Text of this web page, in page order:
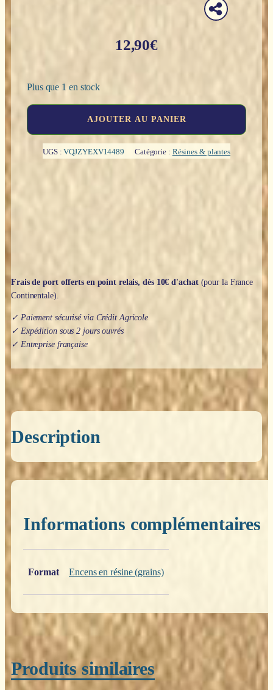
12,90€
Plus que 1 en stock
résine
AJOUTER AU PANIER
UGS :VQJZYEXV14489 Catégorie : Résines & plantes
Frais de port offerts en point relais, dès 10€ d'achat(pour la France
Continentale).
✓ Paiement sécurisé via Crédit Agricole
✓ Expédition sous 2 jours ouvrés
✓ Entreprise française
Description
Informations complémentaires
Format
Encens en résine (grains)
Produits similaires